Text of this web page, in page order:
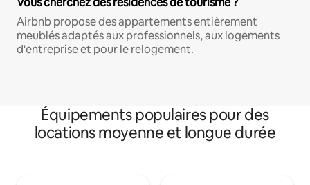
Airbnb propose des appartements entièrement
meublés adaptés aux professionnels, aux logements
d'entreprise et pour le relogement.
Équipements populaires pour des
locations moyenne et longue durée